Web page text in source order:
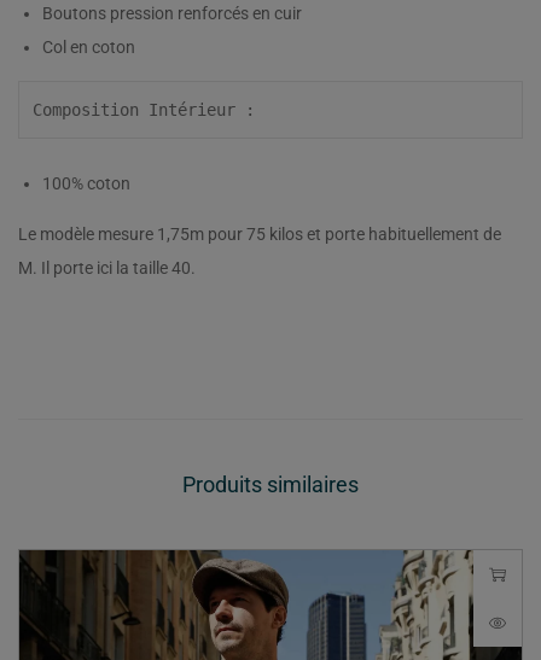
Boutons pression renforcés en cuir
Col en coton
Composition Intérieur :
100% coton
Le modèle mesure 1,75m pour 75 kilos et porte habituellement de
M. Il porte ici la taille 40.
Produits similaires